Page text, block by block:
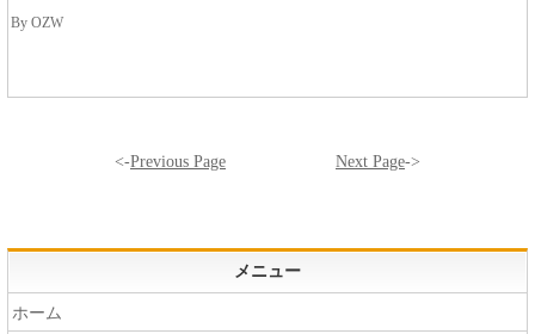
By OZW
<-Previous Page Next Page->
メニュー
ホーム